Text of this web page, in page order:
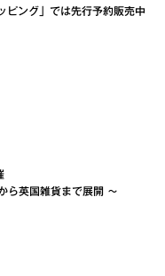
ピング」では先行予約販売中
ら英国雑貨まで展開 ～